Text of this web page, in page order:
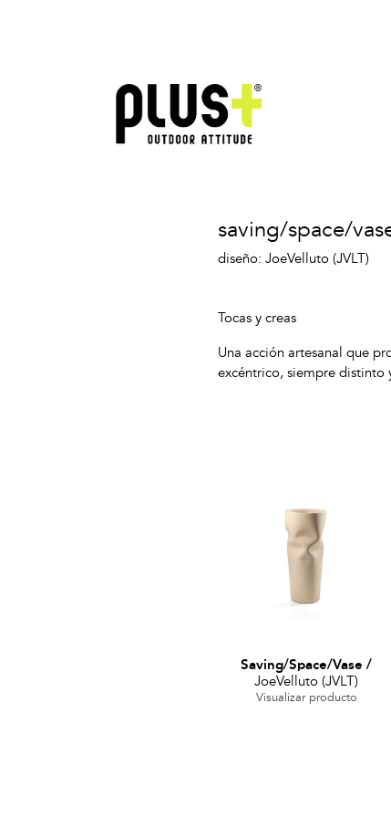
saving/space/
diseño: JoeVelluto (JVLT)
Tocas y creas
Una acción artesanal que
excéntrico, siempre distinto
Saving/Space/Vase /
JoeVelluto (JVLT)
Visualizar producto